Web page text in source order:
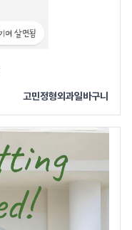
고민정형외과일바구니